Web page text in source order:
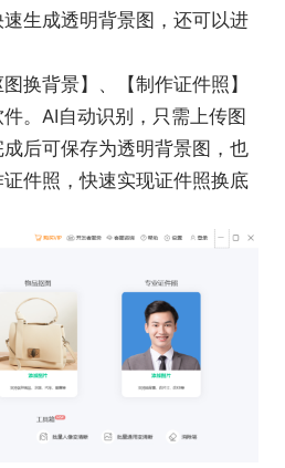
生成透明背景图，还可以进
背景】、【制作证件照】
。AI自动识别，只需上传图
后可保存为透明背景图，也
件照，快速实现证件照换底